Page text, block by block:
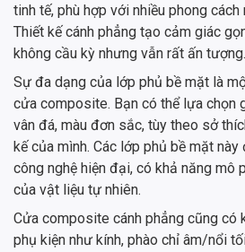
tinh tế, phù hợp với nhiều phong cách
Thiết kế cánh phẳng tạo cảm giác
không cầu kỳ nhưng vẫn rất ấn tượng.
Sự đa dạng của lớp phủ bề mặt là
cửa composite. Bạn có thể lựa chọn
vân đá, màu đơn sắc, tùy theo sở
kế của mình. Các lớp phủ bề mặt
công nghệ hiện đại, có khả năng mô
của vật liệu tự nhiên.
Cửa composite cánh phẳng cũng có
phụ kiện như kính, phào chỉ âm/nổi